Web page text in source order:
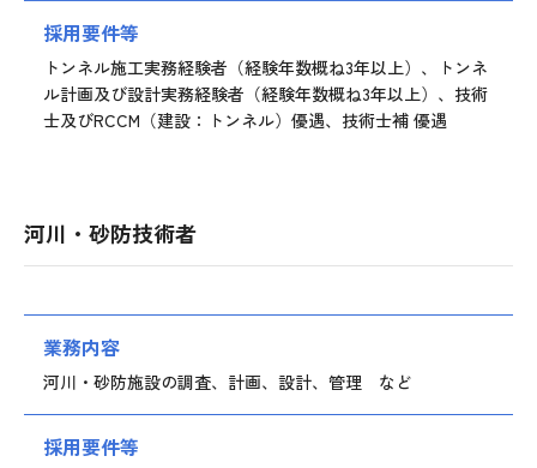
採用要件等
トンネル施工実務経験者（経験年数概ね3年以上）、トンネ
ル計画及び設計実務経験者（経験年数概ね3年以上）、技術
士及びRCCM（建設：トンネル）優遇、技術士補 優遇
河川・砂防技術者
業務内容
河川・砂防施設の調査、計画、設計、管理 など
採用要件等